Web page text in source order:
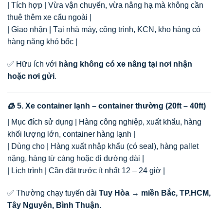
| Tích hợp | Vừa vận chuyển, vừa nâng hạ mà không cần
thuê thêm xe cẩu ngoài |
| Giao nhận | Tại nhà máy, công trình, KCN, kho hàng có
hàng nặng khó bốc |
✅ Hữu ích với hàng không có xe nâng tại nơi nhận
hoặc nơi gửi.
🧊 5. Xe container lạnh – container thường (20ft – 40ft)
| Mục đích sử dụng | Hàng công nghiệp, xuất khẩu, hàng
khối lượng lớn, container hàng lạnh |
| Dùng cho | Hàng xuất nhập khẩu (có seal), hàng pallet
nặng, hàng từ cảng hoặc đi đường dài |
| Lịch trình | Cần đặt trước ít nhất 12 – 24 giờ |
✅ Thường chạy tuyến dài Tuy Hòa → miền Bắc, TP.HCM,
Tây Nguyên, Bình Thuận.